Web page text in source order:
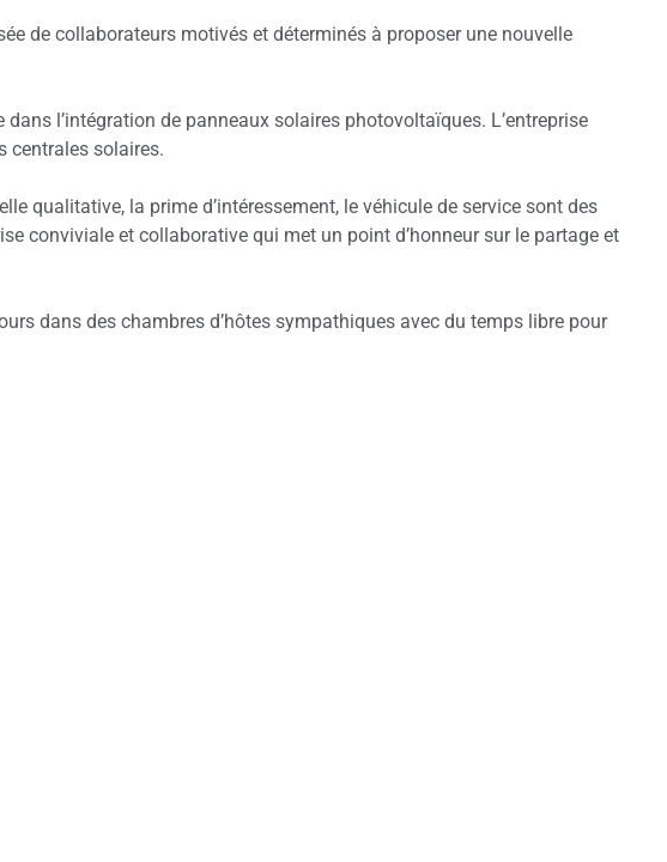
de collaborateurs motivés et déterminés à proposer une nouvelle
l’intégration de panneaux solaires photovoltaïques. L’entreprise
centrales solaires.
qualitative, la prime d’intéressement, le véhicule de service sont des
conviviale et collaborative qui met un point d’honneur sur le partage et
dans des chambres d’hôtes sympathiques avec du temps libre pour